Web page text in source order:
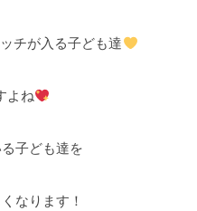
チが入る子ども達
よね
子ども達を
なります！